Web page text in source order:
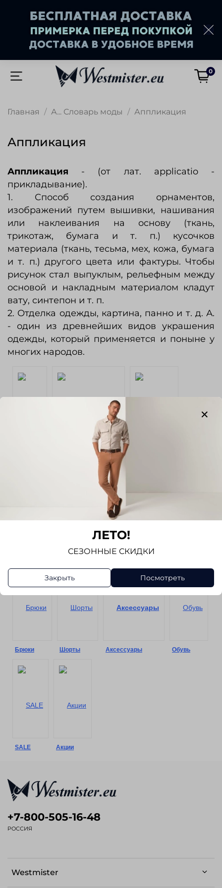
0
Главная А... Словарь моды Аппликация
Аппликация
Аппликация - (от лат. applicatio -
прикладывание).
1. Способ создания орнаментов,
изображений путем вышивки, нашивания
или наклеивания на основу (ткань,
трикотаж, бумага и т. п.) кусочков
материала (ткань, тесьма, мех, кожа, бумага
и т. п.) другого цвета или фактуры. Чтобы
рисунок стал выпуклым, рельефным между
основой и накладным материалом кладут
вату, синтепон и т. п.
2. Отделка одежды, картина, панно и т. д. А.
- один из древнейших видов украшения
одежды, который применяется и поныне у
многих народов.
Верхняя одежда
Пиджаки Трикотаж
Брюки Шорты Аксессуары Обувь
SALE Акции
Westmister
+7-800-505-16-48
РОССИЯ
ЛЕТО!
СЕЗОННЫЕ СКИДКИ
Закрыть Посмотреть